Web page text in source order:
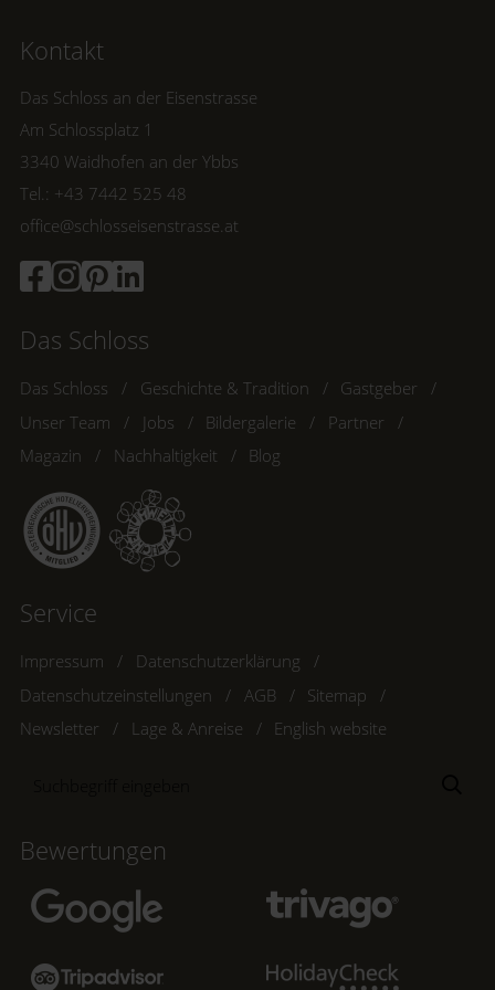
Kontakt
Das Schloss an der Eisenstrasse
Am Schlossplatz 1
3340 Waidhofen an der Ybbs
Tel.: +43 7442 525 48
office@schlosseisenstrasse.at
Das Schloss
Das Schloss Geschichte & Tradition
Gastgeber
Unser Team
Jobs Bildergalerie
Partner
Magazin
Nachhaltigkeit Blog
Service
Impressum
Datenschutzerklärung
Datenschutzeinstellungen
AGB
Sitemap
Newsletter
Lage & Anreise English website
Bewertungen